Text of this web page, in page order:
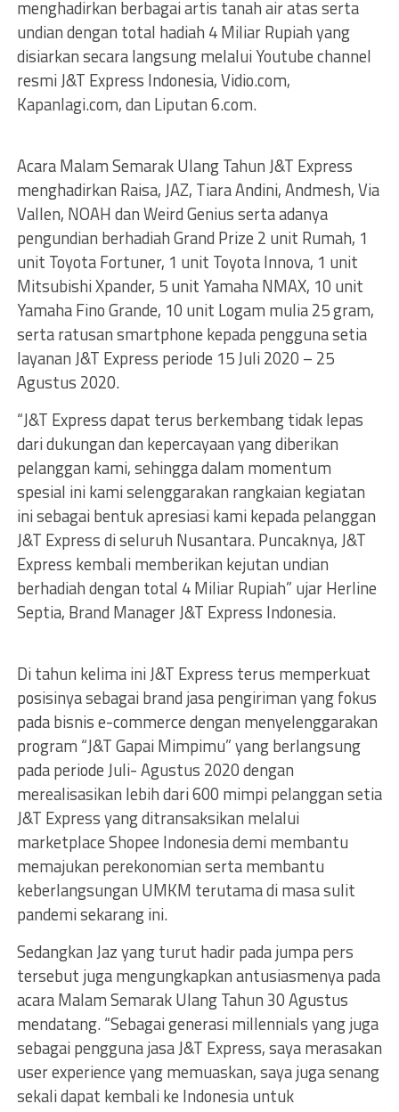
menghadirkan berbagai artis tanah air atas serta
undian dengan total hadiah 4 Miliar Rupiah yang
disiarkan secara langsung melalui Youtube channel
resmi J&T Express Indonesia, Vidio.com,
Kapanlagi.com, dan Liputan 6.com.
Acara Malam Semarak Ulang Tahun J&T Express
menghadirkan Raisa, JAZ, Tiara Andini, Andmesh, Via
Vallen, NOAH dan Weird Genius serta adanya
pengundian berhadiah Grand Prize 2 unit Rumah, 1
unit Toyota Fortuner, 1 unit Toyota Innova, 1 unit
Mitsubishi Xpander, 5 unit Yamaha NMAX, 10 unit
Yamaha Fino Grande, 10 unit Logam mulia 25 gram,
serta ratusan smartphone kepada pengguna setia
layanan J&T Express periode 15 Juli 2020 – 25
Agustus 2020.
“J&T Express dapat terus berkembang tidak lepas
dari dukungan dan kepercayaan yang diberikan
pelanggan kami, sehingga dalam momentum
spesial ini kami selenggarakan rangkaian kegiatan
ini sebagai bentuk apresiasi kami kepada pelanggan
J&T Express di seluruh Nusantara. Puncaknya, J&T
Express kembali memberikan kejutan undian
berhadiah dengan total 4 Miliar Rupiah” ujar Herline
Septia, Brand Manager J&T Express Indonesia.
Di tahun kelima ini J&T Express terus memperkuat
posisinya sebagai brand jasa pengiriman yang fokus
pada bisnis e-commerce dengan menyelenggarakan
program “J&T Gapai Mimpimu” yang berlangsung
pada periode Juli- Agustus 2020 dengan
merealisasikan lebih dari 600 mimpi pelanggan setia
J&T Express yang ditransaksikan melalui
marketplace Shopee Indonesia demi membantu
memajukan perekonomian serta membantu
keberlangsungan UMKM terutama di masa sulit
pandemi sekarang ini.
Sedangkan Jaz yang turut hadir pada jumpa pers
tersebut juga mengungkapkan antusiasmenya pada
acara Malam Semarak Ulang Tahun 30 Agustus
mendatang. “Sebagai generasi millennials yang juga
sebagai pengguna jasa J&T Express, saya merasakan
user experience yang memuaskan, saya juga senang
sekali dapat kembali ke Indonesia untuk